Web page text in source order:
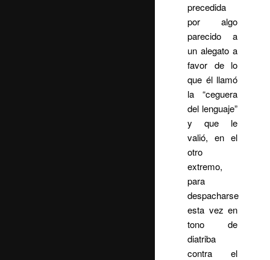
precedida
por algo
parecido a
un alegato a
favor de lo
que él llamó
la “ceguera
del lenguaje”
y que le
valió, en el
otro
extremo,
para
despacharse
esta vez en
tono de
diatriba
contra el